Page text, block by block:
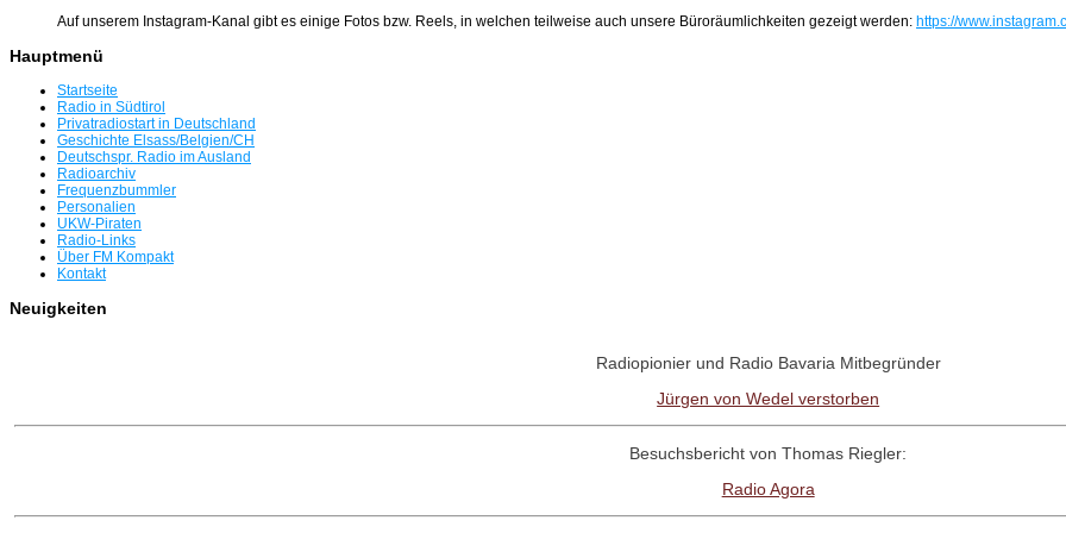
Auf unserem Instagram-Kanal gibt es einige Fotos bzw. Reels, in welchen teilweise auch unsere Büroräumlichkeiten gezeigt werden: https://
Hauptmenü
Startseite
Radio in Südtirol
Privatradiostart in Deutschland
Geschichte Elsass/Belgien/CH
Deutschspr. Radio im Ausland
Radioarchiv
Frequenzbummler
Personalien
UKW-Piraten
Radio-Links
Über FM Kompakt
Kontakt
Neuigkeiten
Radiopionier und Radio Bavaria Mitbegründer
Jürgen von Wedel verstorben
Besuchsbericht von Thomas Riegler:
Radio Agora